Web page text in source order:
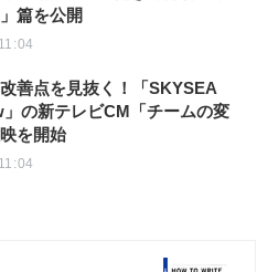
篇を公開
善点を見抜く！「SKYSEA
の新テレビCM「チームの変
を開始